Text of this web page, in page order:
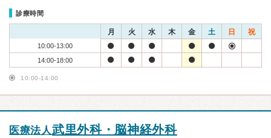
診療時間
月 火 水 木 金 土 日 祝
10:00-13:00
14:00-18:00
10:00-14:00
医療法人武里外科・脳神経外科